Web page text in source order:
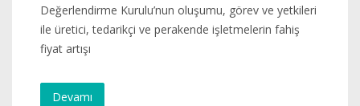
Değerlendirme Kurulu’nun oluşumu, görev ve yetkileri
ile üretici, tedarikçi ve perakende işletmelerin fahiş
fiyat artışı
Devamı